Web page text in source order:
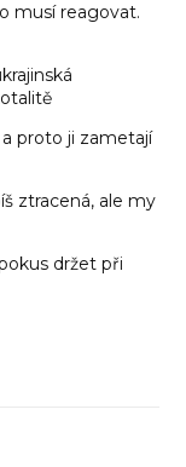
musí reagovat.
proto ji zametají
ztracená, ale my
držet při